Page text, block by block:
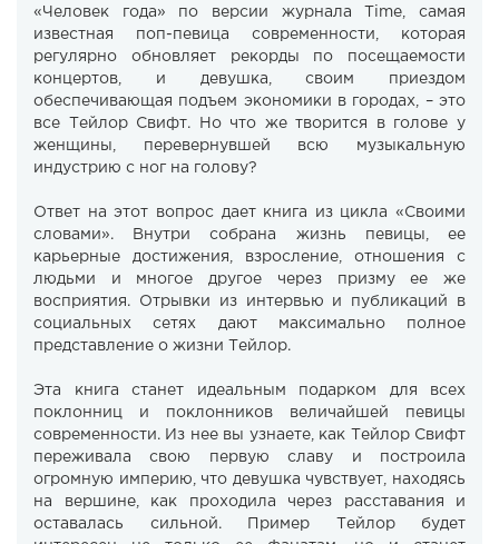
«Человек года» по версии журнала Time, самая
известная поп-певица современности, которая
регулярно обновляет рекорды по посещаемости
концертов, и девушка, своим приездом
обеспечивающая подъем экономики в городах, – это
все Тейлор Свифт. Но что же творится в голове у
женщины, перевернувшей всю музыкальную
индустрию с ног на голову?
Ответ на этот вопрос дает книга из цикла «Своими
словами». Внутри собрана жизнь певицы, ее
карьерные достижения, взросление, отношения с
людьми и многое другое через призму ее же
восприятия. Отрывки из интервью и публикаций в
социальных сетях дают максимально полное
представление о жизни Тейлор.
Эта книга станет идеальным подарком для всех
поклонниц и поклонников величайшей певицы
современности. Из нее вы узнаете, как Тейлор Свифт
переживала свою первую славу и построила
огромную империю, что девушка чувствует, находясь
на вершине, как проходила через расставания и
оставалась сильной. Пример Тейлор будет